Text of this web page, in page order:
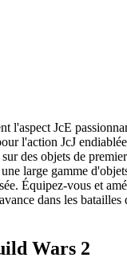
l'aspect JcE
l'action JcJ
des objets de
large gamme
Équipez-vous et
dans les
Wars 2